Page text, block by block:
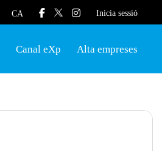
CA Inicia sessió
Canal eXp Alta empreses